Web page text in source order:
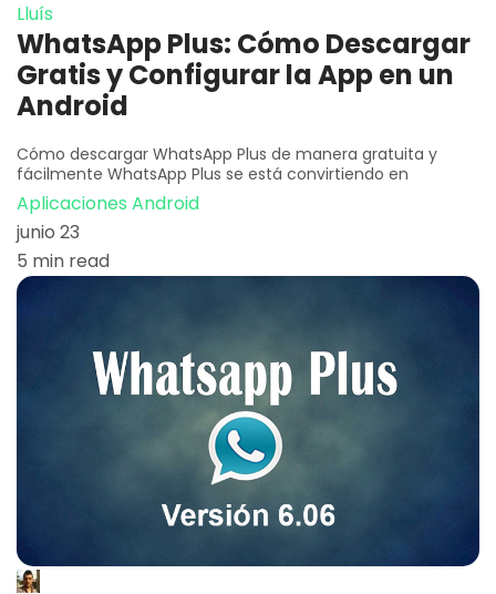
Lluís
WhatsApp Plus: Cómo Descargar
Gratis y Configurar la App en un
Android
Cómo descargar WhatsApp Plus de manera gratuita y
fácilmente WhatsApp Plus se está convirtiendo en
Aplicaciones Android
junio 23
5 min read